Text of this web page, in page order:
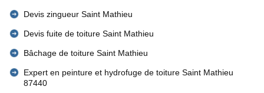
Devis zingueur Saint Mathieu
Devis fuite de toiture Saint Mathieu
Bâchage de toiture Saint Mathieu
Expert en peinture et hydrofuge de toiture Saint Mathieu
87440